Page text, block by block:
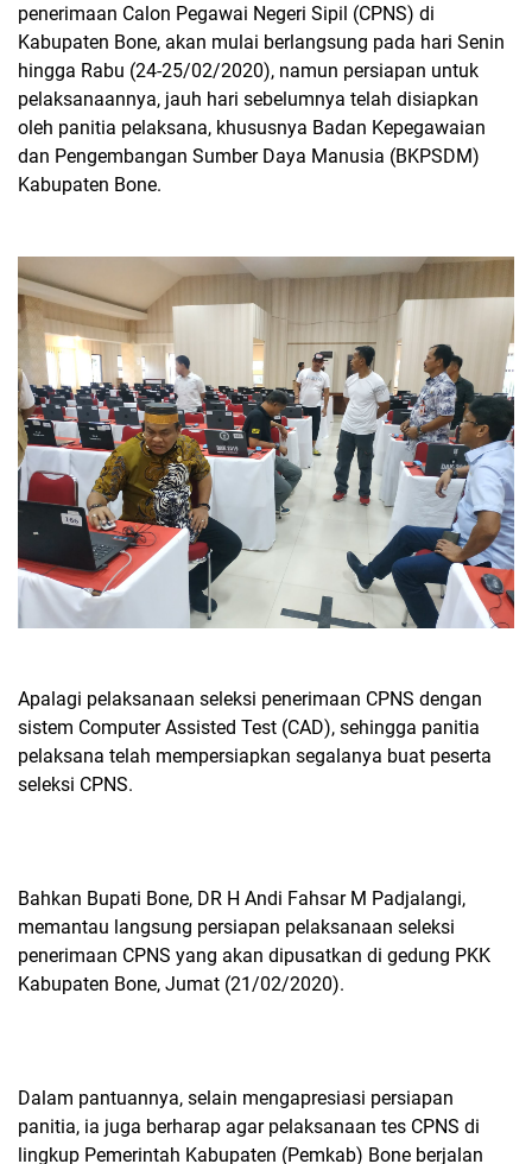
penerimaan Calon Pegawai Negeri Sipil (CPNS) di
Kabupaten Bone, akan mulai berlangsung pada hari Senin
hingga Rabu (24-25/02/2020), namun persiapan untuk
pelaksanaannya, jauh hari sebelumnya telah disiapkan
oleh panitia pelaksana, khususnya Badan Kepegawaian
dan Pengembangan Sumber Daya Manusia (BKPSDM)
Kabupaten Bone.
Apalagi pelaksanaan seleksi penerimaan CPNS dengan
sistem Computer Assisted Test (CAD), sehingga panitia
pelaksana telah mempersiapkan segalanya buat peserta
seleksi CPNS.
Bahkan Bupati Bone, DR H Andi Fahsar M Padjalangi,
memantau langsung persiapan pelaksanaan seleksi
penerimaan CPNS yang akan dipusatkan di gedung PKK
Kabupaten Bone, Jumat (21/02/2020).
Dalam pantuannya, selain mengapresiasi persiapan
panitia, ia juga berharap agar pelaksanaan tes CPNS di
lingkup Pemerintah Kabupaten (Pemkab) Bone berjalan